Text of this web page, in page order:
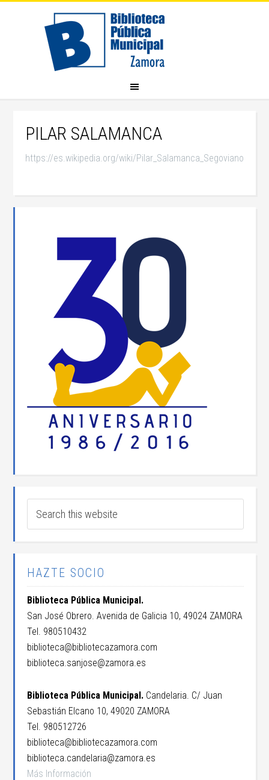
PILAR SALAMANCA
https://es.wikipedia.org/wiki/Pilar_Salamanca_Segoviano
HAZTE SOCIO
Biblioteca Pública Municipal.
San José Obrero. Avenida de Galicia 10, 49024 ZAMORA
Tel. 980510432
biblioteca@bibliotecazamora.com
biblioteca.sanjose@zamora.es
Biblioteca Pública Municipal. Candelaria. C/ Juan
Sebastián Elcano 10, 49020 ZAMORA
Tel. 980512726
biblioteca@bibliotecazamora.com
biblioteca.candelaria@zamora.es
Más Información